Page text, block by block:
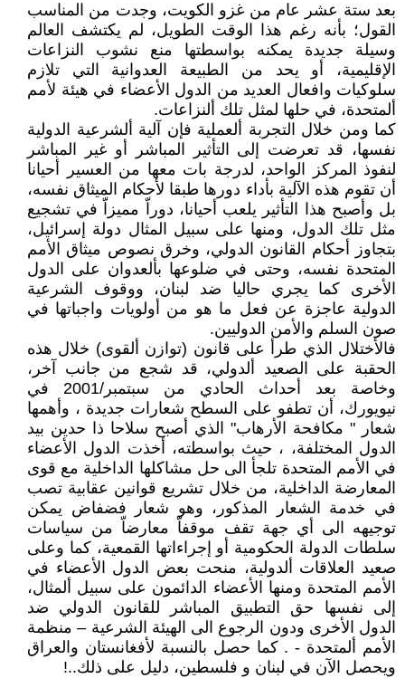
بعد ستة عشر عام من غزو الكويت، وجدت من المناسب
القول؛ بأنه رغم هذا الوقت الطويل، لم يكتشف العالم
وسيلة جديدة يمكنه بواسطتها منع نشوب النزاعات
الإقليمية، أو يحد من الطبيعة العدوانية التي تلازم
سلوكيات وافعال العديد من الدول الأعضاء في هيئة لأمم
ألمتحدة، في حلها لمثل تلك ألنزاعات.
كما ومن خلال التجربة ألعملية فإن آلية ألشرعية الدولية
نفسها، قد تعرضت إلى التأثير المباشر أو غير المباشر
لنفوذ المركز الواحد، لدرجة بات معها من العسير أحيانا
أن تقوم هذه الآلية بأداء دورها طبقا لأحكام الميثاق نفسه،
بل وأصبح هذا التأثير يلعب أحيانا، دوراّ مميزاّ في تشجيع
مثل تلك الدول، ومنها على سبيل المثال دولة إسرائيل،
بتجاوز أحكام القانون الدولي، وخرق نصوص ميثاق الأمم
المتحدة نفسه، وحتى في ضلوعها بألعدوان على الدول
الأخرى كما يجري حاليا ضد لبنان، ووقوف الشرعية
الدولية عاجزة عن فعل ما هو من أولويات واجباتها في
صون السلم والأمن الدوليين.
فالأختلال الذي طرأ على قانون (توازن ألقوى) خلال هذه
الحقبة على الصعيد ألدولي، قد شجع من جانب آخر،
وخاصة بعد أحداث الحادي من سبتمبر/2001 في
نيويورك، أن تطفو على السطح شعارات جديدة ، وأهمها
شعار " مكافحة الأرهاب" الذي أصبح سلاحا ذا حدين بيد
الدول المختلفة، ، حيث بواسطته، أخذت الدول الأعضاء
في الأمم المتحدة تلجأ الى حل مشاكلها الداخلية مع قوى
المعارضة الداخلية، من خلال تشريع قوانين عقابية تصب
في خدمة الشعار المذكور، وهو شعار فضفاض يمكن
توجيهه الى أي جهة تقف موقفاّ معارضاّ من سياسات
سلطات الدولة الحكومية أو إجراءاتها القمعية، كما وعلى
صعيد العلاقات ألدولية، منحت بعض الدول الأعضاء في
الأمم المتحدة ومنها الأعضاء الدائمون على سبيل ألمثال،
إلى نفسها حق التطبيق المباشر للقانون الدولي ضد
الدول الأخرى ودون الرجوع الى الهيئة الشرعية – منظمة
الأمم ألمتحدة - . كما حصل بالنسبة لأفغانستان والعراق
ويحصل الآن في لبنان و فلسطين، دليل على ذلك..!